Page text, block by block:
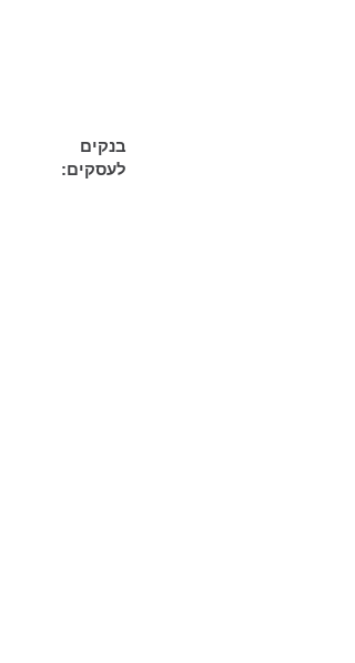
בנקים
לעסקים: